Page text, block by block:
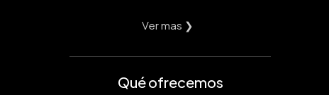
Ver mas ❯
Qué ofrecemos